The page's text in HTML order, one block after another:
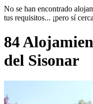
No se han encontrado
tus requisitos... ¡pero sí
84
del Sisonar